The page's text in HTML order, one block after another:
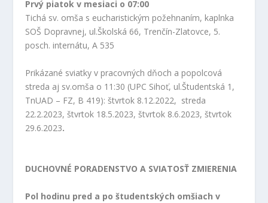
Prvý piatok v mesiaci o 07:00
Tichá sv. omša s eucharistickým požehnaním, kaplnka
SOŠ Dopravnej, ul.Školská 66, Trenčín-Zlatovce, 5.
posch. internátu, A 535
Prikázané sviatkyv pracovných dňoch a popolcová
streda aj sv.omša o 11:30 (UPC Sihoť, ul.Študentská 1,
TnUAD – FZ, B 419): štvrtok 8.12.2022, streda
22.2.2023, štvrtok 18.5.2023, štvrtok 8.6.2023, štvrtok
29.6.2023.
DUCHOVNÉ PORADENSTVO A SVIATOSŤ ZMIERENIA
Pol hodinu pred a po študentských omšiach v